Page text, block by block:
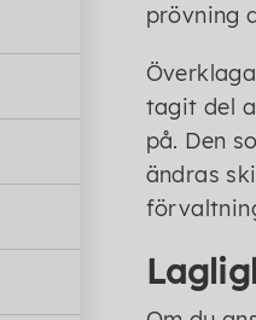
prövning
tagit del
på. Den
ändras